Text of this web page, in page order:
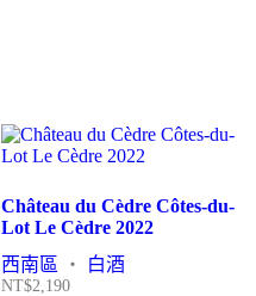
Château du Cèdre Côtes-du-
Lot Le Cèdre 2022
西南區
・ 白酒
NT$2,190